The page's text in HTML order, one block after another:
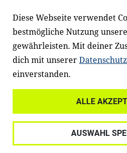
Newsletter
Facebook
Datenschutz
Haftungsausschluss
Diese Webseite verwendet
bestmögliche Nutzung
gewährleisten. Mit deiner
dich mit unserer
einverstanden.
ALLE
AUSWAHL